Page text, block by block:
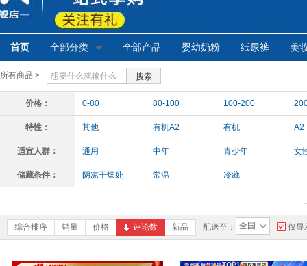
首页 全部分类 全部产品 婴幼奶粉 纸尿裤 美
所有商品 > 搜索
价格： 0-80 80-100 100-200
特性： 其他 有机A2 有机 A2
适宜人群： 通用 中年 青少年 女
成人通用 哺乳期女性 失眠人群
储藏条件： 阴凉干燥处 常温 冷藏
综合排序 销量 价格 评论数 新品 配送至： 全国 仅显